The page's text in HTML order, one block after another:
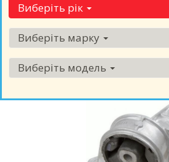
Виберіть рік
Виберіть марку
Виберіть модель